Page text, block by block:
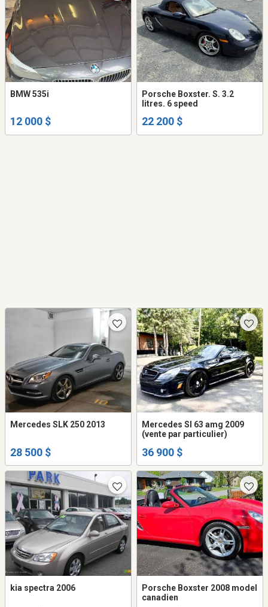
BMW 535i
12 000 $
Porsche Boxster. S. 3.2
litres. 6 speed
22 200 $
Mercedes SLK 250 2013
28 500 $
Mercedes Sl 63 amg 2009
(vente par particulier)
36 900 $
kia spectra 2006
Porsche Boxster 2008 model
canadien